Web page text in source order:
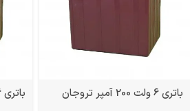
باتری 6 ولت 200 آمپر تروجان
باتری 6 ولت 225 آمپر صبا باتری